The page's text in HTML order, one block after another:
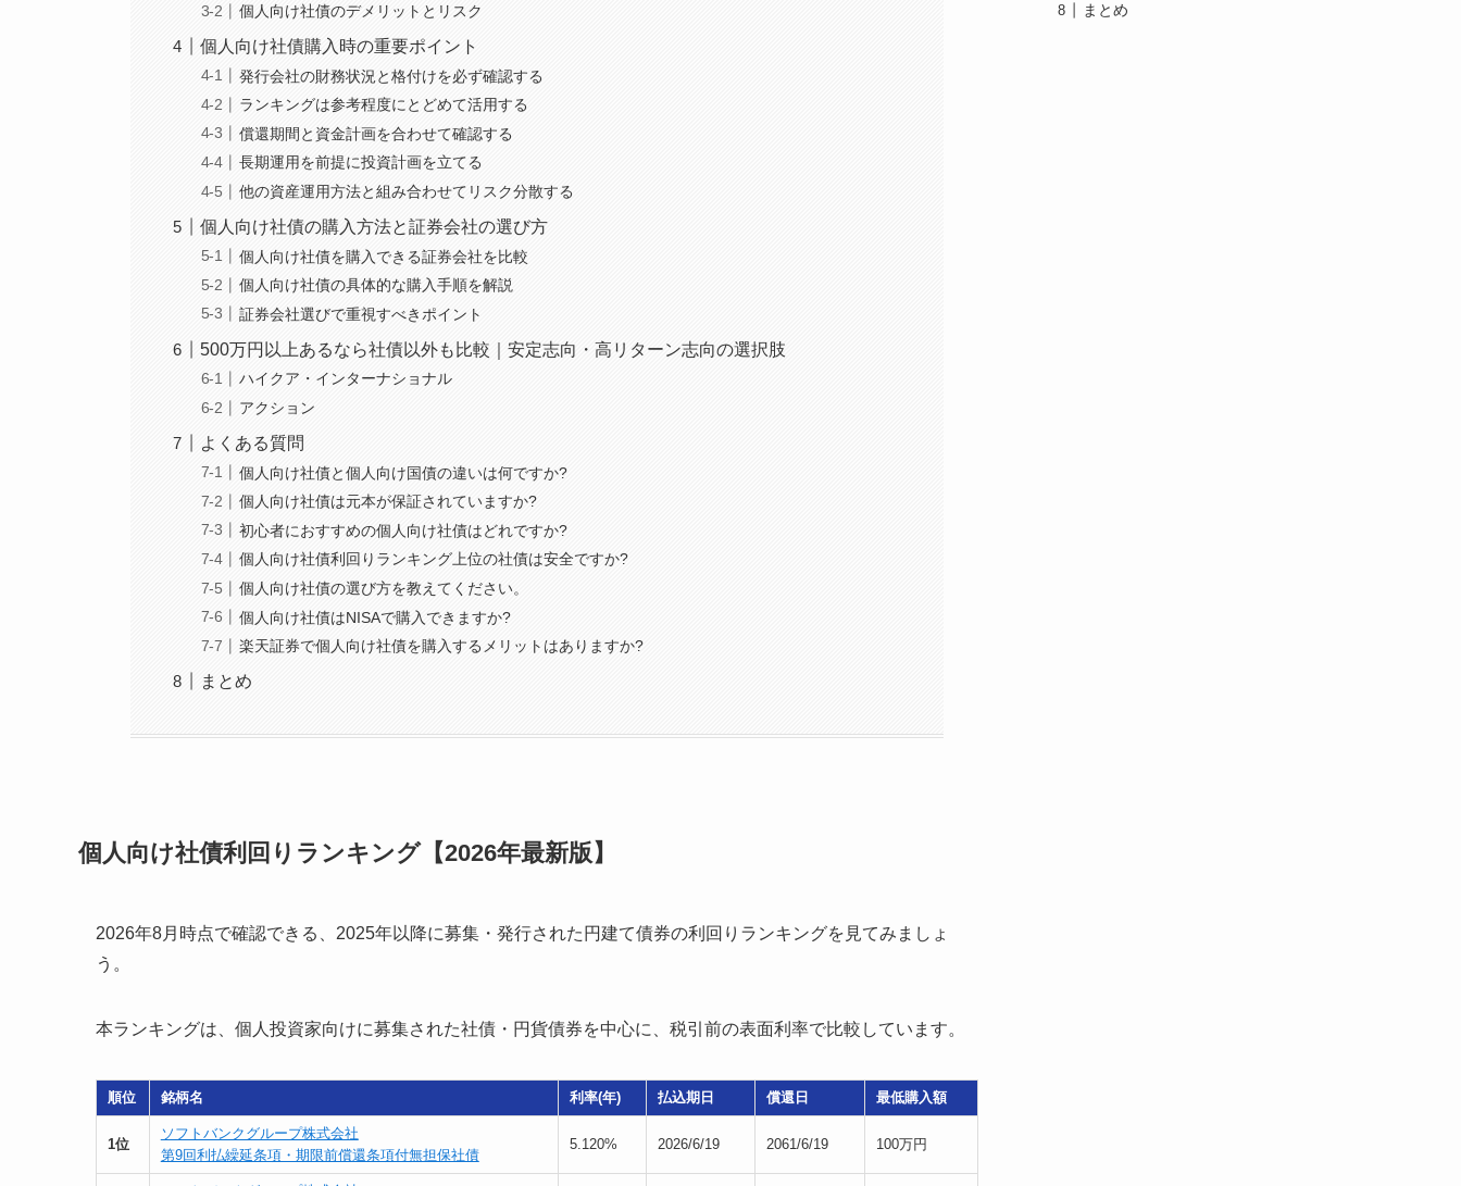
個人向け社債のデメリットとリスク
個人向け社債購入時の重要ポイント
発行会社の財務状況と格付けを必ず確認する
ランキングは参考程度にとどめて活用する
償還期間と資金計画を合わせて確認する
長期運用を前提に投資計画を立てる
他の資産運用方法と組み合わせてリスク分散する
個人向け社債の購入方法と証券会社の選び方
個人向け社債を購入できる証券会社を比較
個人向け社債の具体的な購入手順を解説
証券会社選びで重視すべきポイント
500万円以上あるなら社債以外も比較｜安定志向・高リターン志向の選択肢
ハイクア・インターナショナル
アクション
よくある質問
個人向け社債と個人向け国債の違いは何ですか?
個人向け社債は元本が保証されていますか?
初心者におすすめの個人向け社債はどれですか?
個人向け社債利回りランキング上位の社債は安全ですか?
個人向け社債の選び方を教えてください。
個人向け社債はNISAで購入できますか?
楽天証券で個人向け社債を購入するメリットはありますか?
まとめ
個人向け社債利回りランキング【2026年最新版】
2026年8月時点で確認できる、2025年以降に募集・発行された円建て債券の利回りランキングを見てみましょ
う。
本ランキングは、個人投資家向けに募集された社債・円貨債券を中心に、税引前の表面利率で比較しています。
順位 銘柄名 利率(年) 払込期日 償還日 最低購入額
1位
ソフトバンクグループ株式会社
第9回利払繰延条項・期限前償還条項付無担保社債
5.120% 2026/6/19 2061/6/19 100万円
まとめ